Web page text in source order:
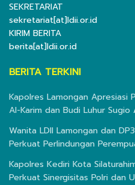
SEKRETARIAT
sekretariat[at]ldii.or.id
KIRIM BERITA
berita[at]ldii.or.id
BERITA TERKINI
Kapolres Lamongan Apresiasi
Al-Karim dan Budi Luhur Sugio
Wanita LDII Lamongan dan
Perkuat Perlindungan
Kapolres Kediri Kota
Perkuat Sinergisitas Polri dan